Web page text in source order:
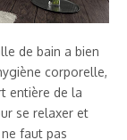
de bain a bien
corporelle,
entière de la
se relaxer et
faut pas